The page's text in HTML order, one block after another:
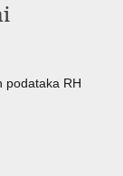
podataka RH